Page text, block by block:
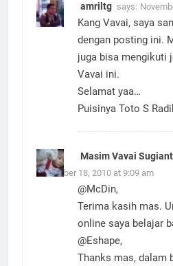
amriltg says:
Kang Vavai, saya
dengan posting ini.
juga bisa mengikuti
Vavai ini.
Selamat yaa…
Masim Vavai Sugianto
November 18, 2010 at 9:09 am
@McDin,
Terima kasih mas.
online saya belajar
@Eshape,